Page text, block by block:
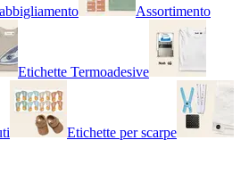
Assortimento
Etichette Termoadesive
Etichette per scarpe